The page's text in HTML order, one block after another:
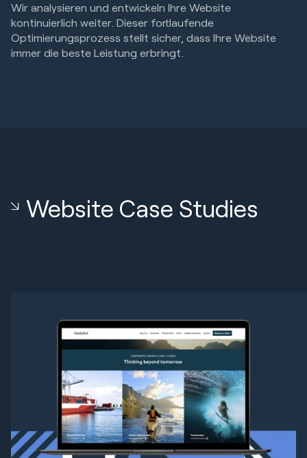
Wir analysieren und entwickeln Ihre Website
kontinuierlich weiter. Dieser fortlaufende
Optimierungsprozess stellt sicher, dass Ihre Website
immer die beste Leistung erbringt.
Website Case Studies